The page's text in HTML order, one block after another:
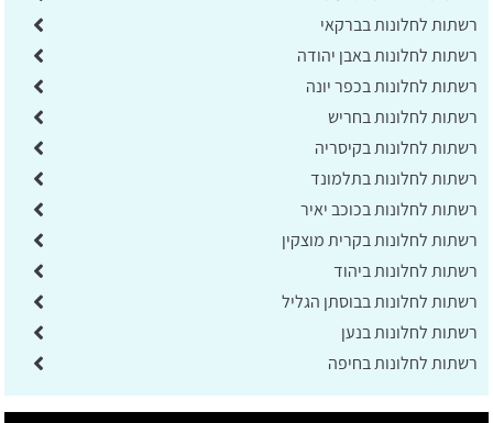
רשתות לחלונות בברקאי
רשתות לחלונות באבן יהודה
רשתות לחלונות בכפר יונה
רשתות לחלונות בחריש
רשתות לחלונות בקיסריה
רשתות לחלונות בתלמונד
רשתות לחלונות בכוכב יאיר
רשתות לחלונות בקרית מוצקין
רשתות לחלונות ביהוד
רשתות לחלונות בבוסתן הגליל
רשתות לחלונות בנען
רשתות לחלונות בחיפה